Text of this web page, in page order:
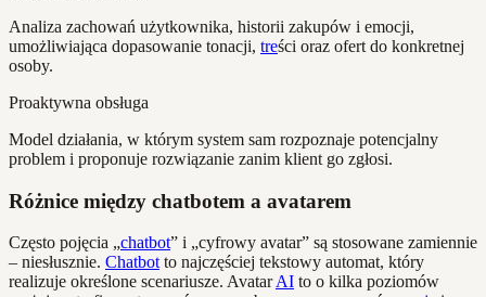
Analiza zachowań użytkownika, historii zakupów i emocji,
umożliwiająca dopasowanie tonacji, treści oraz ofert do konkretnej
osoby.
Proaktywna obsługa
Model działania, w którym system sam rozpoznaje potencjalny
problem i proponuje rozwiązanie zanim klient go zgłosi.
Różnice między chatbotem a avatarem
Często pojęcia „chatbot” i „cyfrowy avatar” są stosowane zamiennie
– niesłusznie. Chatbot to najczęściej tekstowy automat, który
realizuje określone scenariusze. AvatarAI to o kilka poziomów